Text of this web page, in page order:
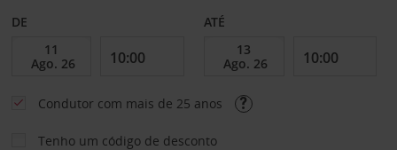
DE ATÉ
Condutor com mais de 25 anos
Tenho um código de desconto